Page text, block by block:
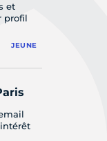
et
profil
JEUNE